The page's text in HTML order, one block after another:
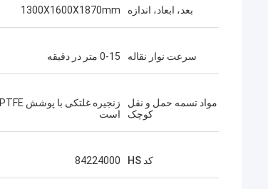
بعد، ابعاد، اندازه 1300X1600X1870mm
سرعت نوار نقاله 0-15 متر در دقیقه
مواد تسمه حمل و نقل
کوچک
است
کد HS 84224000